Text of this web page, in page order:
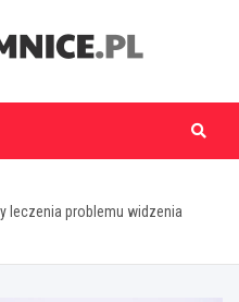
leczenia problemu widzenia